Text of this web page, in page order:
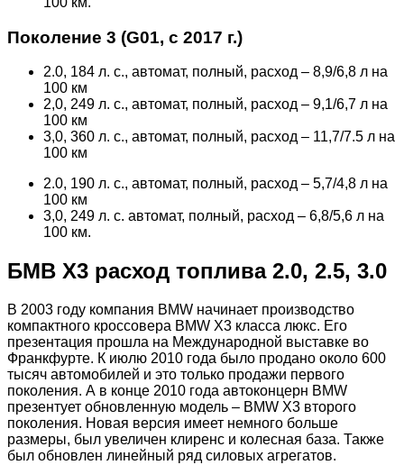
Поколение 3 (G01, с 2017 г.)
2.0, 184 л. с., автомат, полный, расход – 8,9/6,8 л на
100 км
2,0, 249 л. с., автомат, полный, расход – 9,1/6,7 л на
100 км
3,0, 360 л. с., автомат, полный, расход – 11,7/7.5 л на
100 км
2.0, 190 л. с., автомат, полный, расход – 5,7/4,8 л на
100 км
3,0, 249 л. с. автомат, полный, расход – 6,8/5,6 л на
100 км.
БМВ Х3 расход топлива 2.0, 2.5, 3.0
В 2003 году компания BMW начинает производство
компактного кроссовера BMW X3 класса люкс. Его
презентация прошла на Международной выставке во
Франкфурте. К июлю 2010 года было продано около 600
тысяч автомобилей и это только продажи первого
поколения. А в конце 2010 года автоконцерн BMW
презентует обновленную модель – BMW X3 второго
поколения. Новая версия имеет немного больше
размеры, был увеличен клиренс и колесная база. Также
был обновлен линейный ряд силовых агрегатов.